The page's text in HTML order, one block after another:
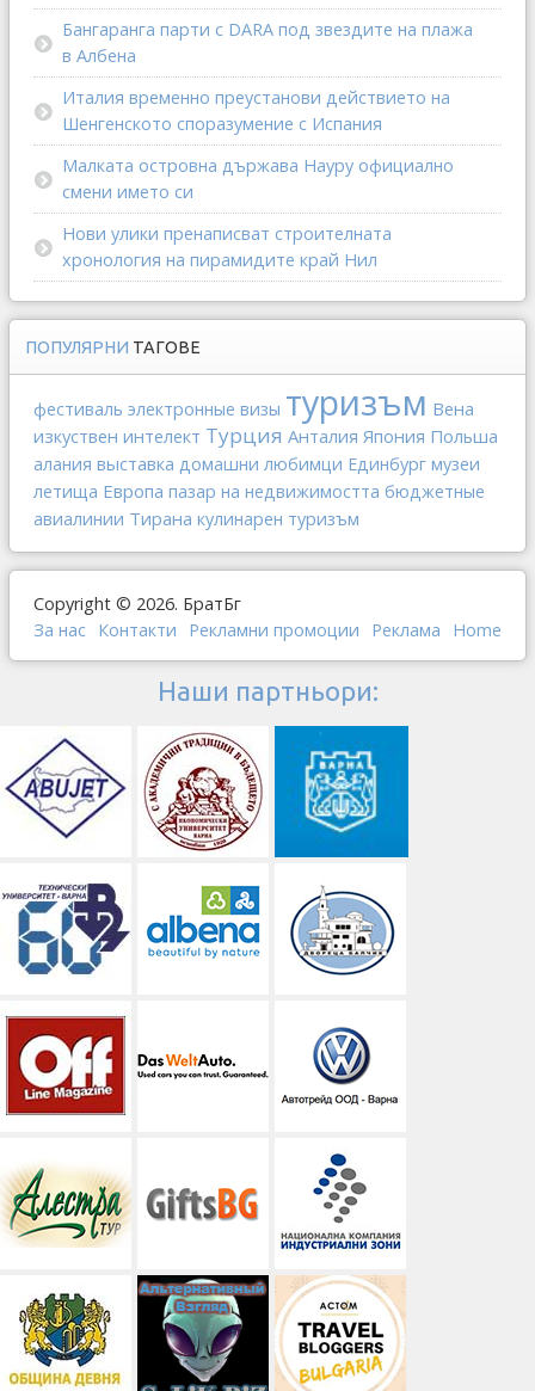
Бангаранга парти с DARA под звездите на плажа
в Албена
Италия временно преустанови действието на
Шенгенското споразумение с Испания
Малката островна държава Науру официално
смени името си
Нови улики пренаписват строителната
хронология на пирамидите край Нил
ПОПУЛЯРНИ ТАГОВЕ
фестиваль электронные визы туризъм Вена
изкуствен интелект Турция Анталия Япония Польша
алания выставка домашни любимци Единбург музеи
летища Европа пазар на недвижимостта бюджетные
авиалинии Тирана кулинарен туризъм
Copyright © 2026. БратБг
За нас Контакти Рекламни промоции Реклама Home
Наши партньори: